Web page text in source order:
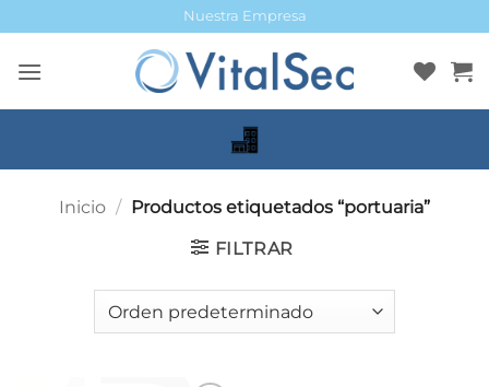
al
contenido
Nuestra Empresa
Inicio / Productos etiquetados “portuaria”
FILTRAR